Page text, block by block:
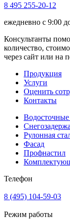
8 495 255-20-12
ежедневно с 9:00
Консультанты
количество,
через сайт или на
Продукция
Услуги
Оценить
Контакты
Рулонная
Фасад
Профнастил
Телефон
8 (495) 104-59-03
Режим работы